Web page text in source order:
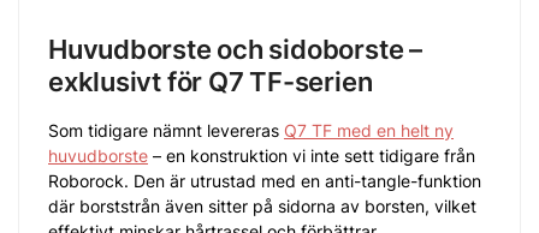
Huvudborste och sidoborste –
exklusivt för Q7 TF-serien
Som tidigare nämnt levereras Q7 TF med en helt ny
huvudborste – en konstruktion vi inte sett tidigare från
Roborock. Den är utrustad med en anti-tangle-funktion
där borststrån även sitter på sidorna av borsten, vilket